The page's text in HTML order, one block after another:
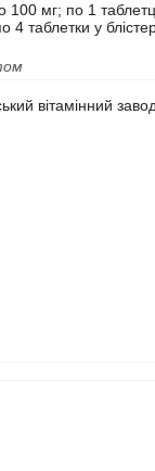
100 мг; по 1
4 таблетки у
вітамінний